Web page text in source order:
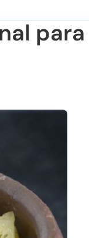
para